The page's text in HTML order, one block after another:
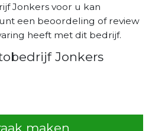
Jonkers voor u kan
een beoordeling of review
heeft met dit bedrijf.
Jonkers
maken